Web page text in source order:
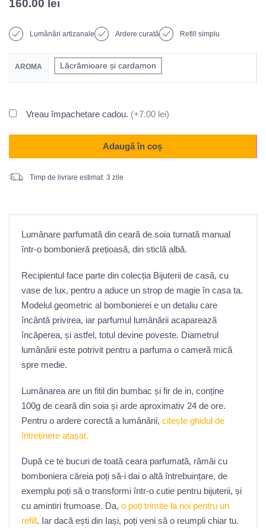
160.00 lei
Lumânări artizanale Ardere curată Refill simplu
AROMA Lăcrămioare și cardamon
Vreau împachetare cadou. (+7.00 lei)
Adaugă în coș
Timp de livrare estimat: 3 zile
Lumânare parfumată din ceară de soia turnată manual
într-o bombonieră prețioasă, din sticlă albă.
Recipientul face parte din colecția Bijuterii de casă, cu
vase de lux, pentru a aduce un strop de magie în casa ta.
Modelul geometric al bombonierei e un detaliu care
încântă privirea, iar parfumul lumânării acaparează
încăperea, și astfel, totul devine poveste. Diametrul
lumânării este potrivit pentru a parfuma o cameră mică
spre medie.
Lumânarea are un fitil din bumbac și fir de in, conține
100g de ceară din soia și arde aproximativ 24 de ore.
Pentru o ardere corectă a lumânării, citește ghidul de
întreținere atașat.
După ce te bucuri de toată ceara parfumată, rămâi cu
bomboniera căreia poți să-i dai o altă întrebuințare, de
exemplu poți să o transformi într-o cutie pentru bijuterii, și
cu amintiri frumoase. Da, o poți trimite la noi pentru un
refill. Iar dacă ești din Iași, poți veni să o reumpli chiar tu.